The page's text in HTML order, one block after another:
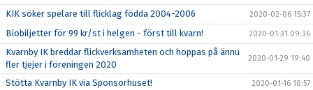
KIK söker spelare till flicklag födda 2004-2006 2020-02-06 15:37
Biobiljetter för 99 kr/st i helgen - först till kvarn! 2020-01-31 09:36
Kvarnby IK breddar flickverksamheten och hoppas på ännu
fler tjejer i föreningen 2020
2020-01-29 19:40
Stötta Kvarnby IK via Sponsorhuset! 2020-01-16 10:57